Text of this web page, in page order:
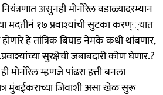
असुनही मोनोरेल वडाळ्यादरम्यान
मदतीनं १७ प्रवाश्यांची सुटका करण््यात
हे तांत्रिक बिघाड नेमके कधी थांबणार,
सुरक्षेची जबाबदारी कोण घेणार.?
मोनोरेल म्हणजे पांढरा हत्ती बनला
मुंबईकराच्या जिवाशी असा खेळ सुरू